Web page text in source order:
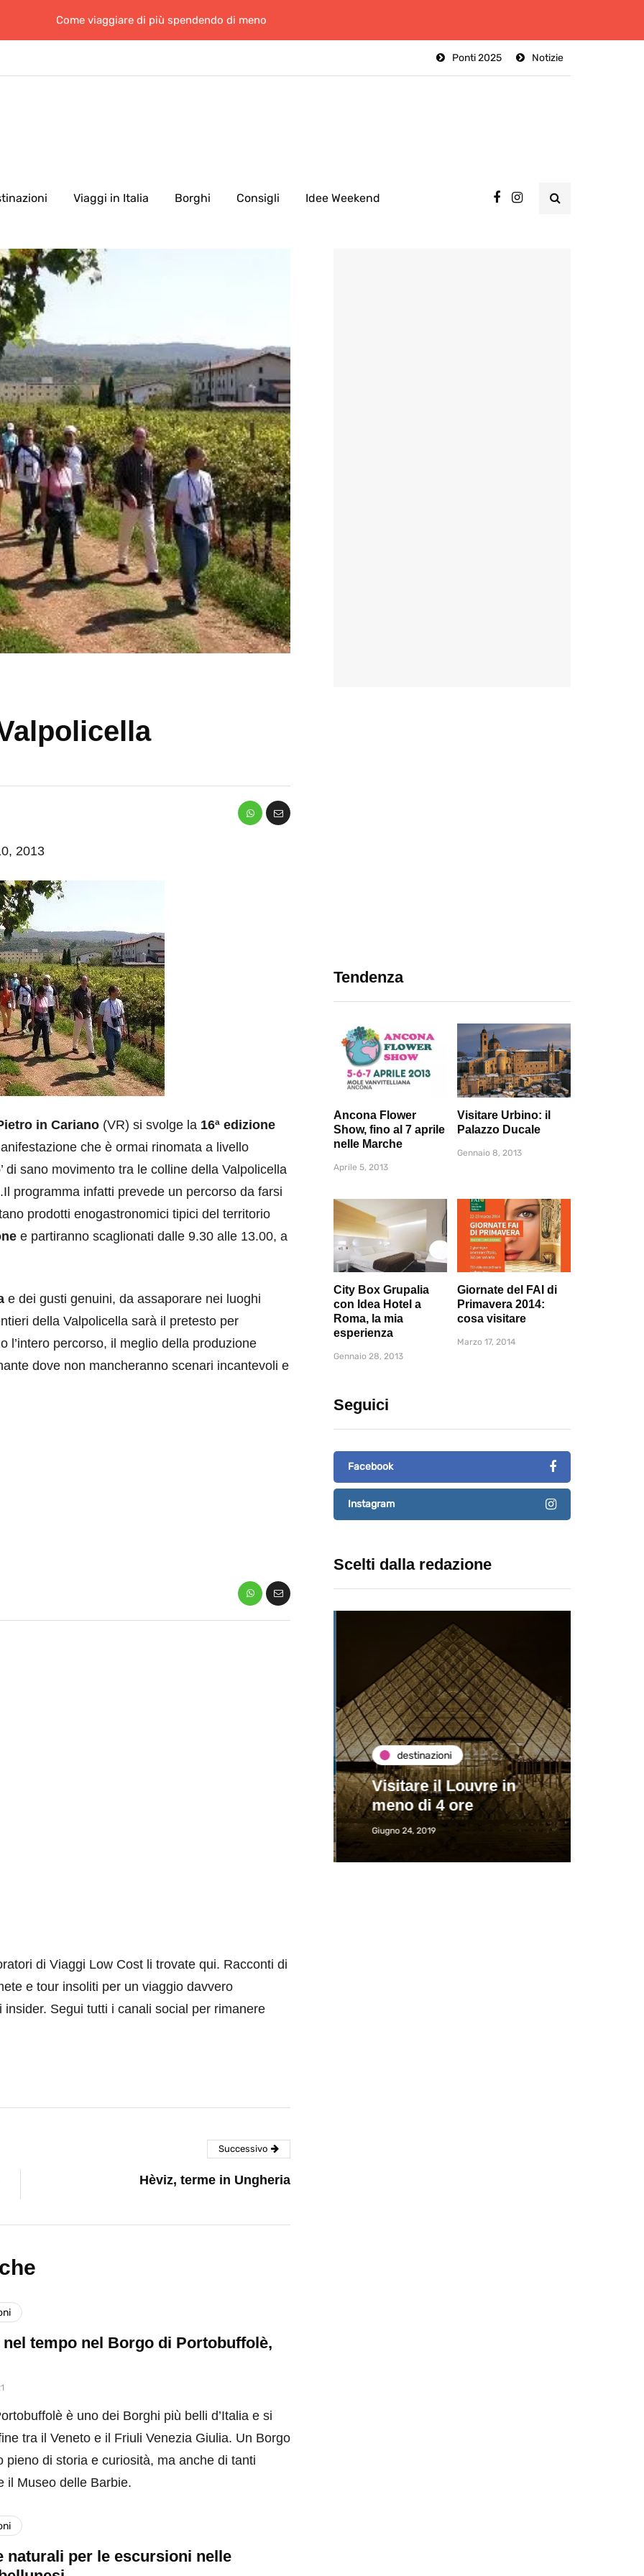
Come viaggiare di più spendendo di meno
Notizie
Ponti 2025
Viaggi in Italia Borghi Consigli Idee Weekend
2013
in Cariano (VR) si svolge la 16ª edizione
che è ormai rinomata a livello
di sano movimento tra le colline della Valpolicella
.Il programma infatti prevede un percorso da farsi
prodotti enogastronomici tipici del territorio
e partiranno scaglionati dalle 9.30 alle 13.00, a
e dei gusti genuini, da assaporare nei luoghi
della Valpolicella sarà il pretesto per
l’intero percorso, il meglio della produzione
dove non mancheranno scenari incantevoli e
Tendenza
Ancona Flower
Show, fino al 7 aprile
nelle Marche
Aprile 5, 2013
Visitare Urbino: il
Palazzo Ducale
Gennaio 8, 2013
City Box Grupalia
con Idea Hotel a
Roma, la mia
esperienza
Gennaio 28, 2013
Giornate del FAI di
Primavera 2014:
cosa visitare
Marzo 17, 2014
Seguici
Facebook
Instagram
Scelti dalla redazione
destinazioni
Visitare il Louvre in
meno di 4 ore
Giugno 24, 2019
di Viaggi Low Cost li trovate qui. Racconti di
e tour insoliti per un viaggio davvero
Segui tutti i canali social per rimanere
Successivo
Hèviz, terme in Ungheria
tempo nel Borgo di Portobuffolè,
è uno dei Borghi più belli d’Italia e si
tra il Veneto e il Friuli Venezia Giulia. Un Borgo
pieno di storia e curiosità, ma anche di tanti
il Museo delle Barbie.
naturali per le escursioni nelle